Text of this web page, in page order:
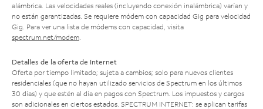
alámbrica. Las velocidades reales (incluyendo conexión inalámbrica) varían y
no están garantizadas. Se requiere módem con capacidad Gig para velocidad
Gig. Para ver una lista de módems con capacidad, visita
spectrum.net/modem
Detalles de la oferta de Internet
Oferta por tiempo limitado; sujeta a cambios; solo para nuevos clientes
residenciales (que no hayan utilizado servicios de Spectrum en los últimos
30 días) y que estén al día en pagos con Spectrum. Los impuestos y cargos
son adicionales en ciertos estados. SPECTRUM INTERNET: se aplican tarifas